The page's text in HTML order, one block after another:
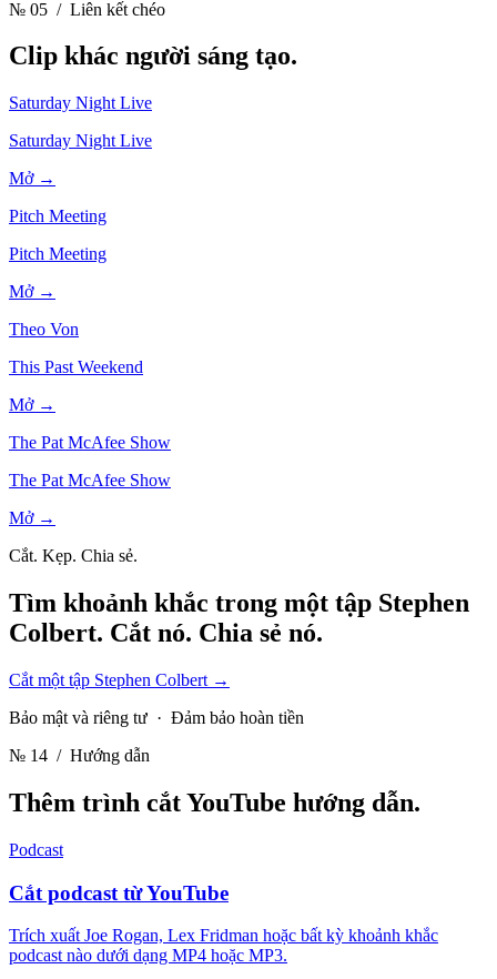
№ 05 / Liên kết chéo
Clip khác người sáng tạo.
Saturday Night Live
Saturday Night Live
Mở →
Pitch Meeting
Pitch Meeting
Mở →
Theo Von
This Past Weekend
Mở →
The Pat McAfee Show
The Pat McAfee Show
Mở →
Cắt. Kẹp. Chia sẻ.
Tìm khoảnh khắc trong một tập Stephen
Colbert. Cắt nó. Chia sẻ nó.
Cắt một tập Stephen Colbert →
Bảo mật và riêng tư · Đảm bảo hoàn tiền
№ 14 / Hướng dẫn
Thêm trình cắt YouTube hướng dẫn.
Podcast
Cắt podcast từ YouTube
Trích xuất Joe Rogan, Lex Fridman hoặc bất kỳ khoảnh khắc
podcast nào dưới dạng MP4 hoặc MP3.